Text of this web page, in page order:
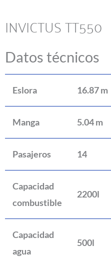
INVICTUS TT550
Datos técnicos
Eslora 16.87 m
Manga 5.04 m
Pasajeros 14
Capacidad
combustible
2200l
Capacidad
agua
500l